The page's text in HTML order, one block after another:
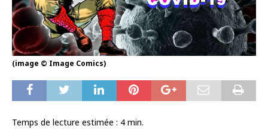
(image © Image Comics)
Temps de lecture estimée : 4 min.